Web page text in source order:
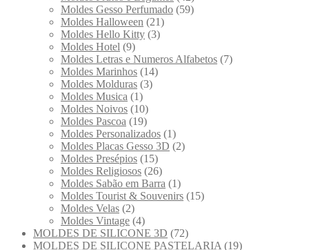
Moldes Gesso Perfumado (59)
Moldes Halloween (21)
Moldes Hello Kitty (3)
Moldes Hotel (9)
Moldes Letras e Numeros Alfabetos (7)
Moldes Marinhos (14)
Moldes Molduras (3)
Moldes Musica (1)
Moldes Noivos (10)
Moldes Pascoa (19)
Moldes Personalizados (1)
Moldes Placas Gesso 3D (2)
Moldes Presépios (15)
Moldes Religiosos (26)
Moldes Sabão em Barra (1)
Moldes Tourist & Souvenirs (15)
Moldes Velas (2)
Moldes Vintage (4)
MOLDES DE SILICONE 3D (72)
MOLDES DE SILICONE PASTELARIA (19)